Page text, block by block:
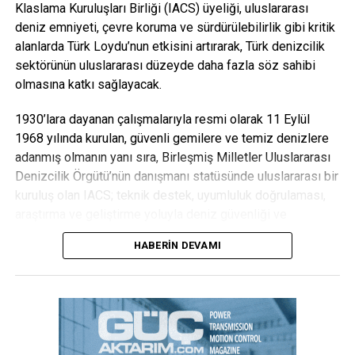
“Karbon ayak izi yüzde 30’a varan oranda azalacak”
hakkında açıklamalarda bulunanDicle Elektrik Genel
Müdürü Yaşar Arvas, projenin yaygınlaşması ile elektrik
yüzde 30’a varan bir karbon ayak izi azalması beklendiğini
ifade etti. Arvas, Dicle Elektrik olarak elektrik dağıtım
sektöründe sürdürülebilir ve yenilikçi çözümlerle
Klaslama Kuruluşları Birliği (IACS) üyeliği, uluslararası
deniz emniyeti, çevre koruma ve sürdürülebilirlik gibi kritik
alanlarda Türk Loydu’nun etkisini artırarak, Türk denizcilik
sektörünün uluslararası düzeyde daha fazla söz sahibi
olmasına katkı sağlayacak.
1930’lara dayanan çalışmalarıyla resmi olarak 11 Eylül
1968 yılında kurulan, güvenli gemilere ve temiz denizlere
adanmış olmanın yanı sıra, Birleşmiş Milletler Uluslararası
Denizcilik Örgütü’nün danışmanı statüsünde uluslararası bir
kuruluş olan IACS; teknik destek, uyumluluk doğrulaması,
düzenlemelerine benzersiz bir katkı sağlıyor. Dünyanın
kargo taşıma tonajının %90’ından fazlası, IACS üyelerinin
belirlediği sınıflandırma, inşaat ve ömür boyu uyumluluk
SWEDAC’tan ISO 17021 standardına göre akreditasyon
alarak bu kapsamda akredite edilen ilk ulusal kuruluş olan
Türk Loydu Vakfı, 2006’ya gelindiğinde Paris Mou Yüksek
HABERIN DEVAMI